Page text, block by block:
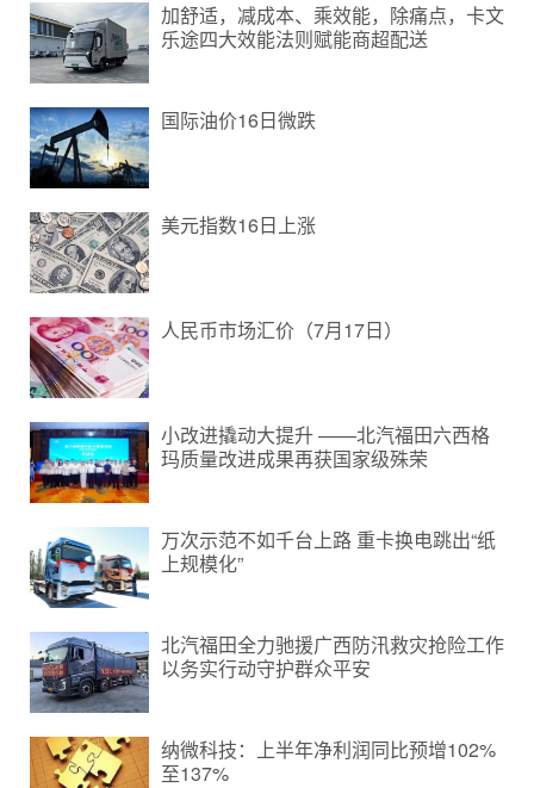
加舒适，减成本、乘效能，除痛点，卡文
乐途四大效能法则赋能商超配送
国际油价16日微跌
美元指数16日上涨
人民币市场汇价（7月17日）
小改进撬动大提升 ——北汽福田六西格
玛质量改进成果再获国家级殊荣
万次示范不如千台上路 重卡换电跳出“纸
上规模化”
北汽福田全力驰援广西防汛救灾抢险工作
以务实行动守护群众平安
纳微科技：上半年净利润同比预增102%
至137%